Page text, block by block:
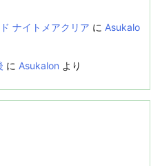
ナイトメアクリア に Asukalo
に Asukalon より